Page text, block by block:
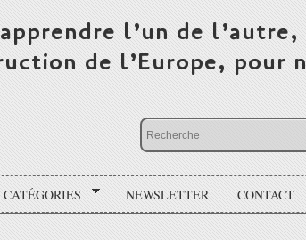
l’un de
de l’Europe, pour
CATÉGORIES NEWSLETTER CONTACT